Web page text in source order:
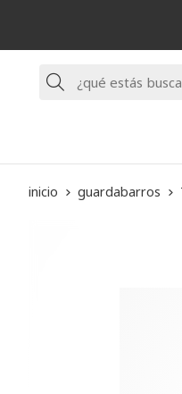
Buscar
inicio guardabarros